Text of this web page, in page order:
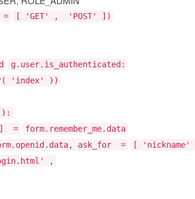
= [ 'GET' , 'POST'
])
g.user.is_authenticated:
'index'
))
] =
form.remember_me.data
ask_for = [
'nickname'
,